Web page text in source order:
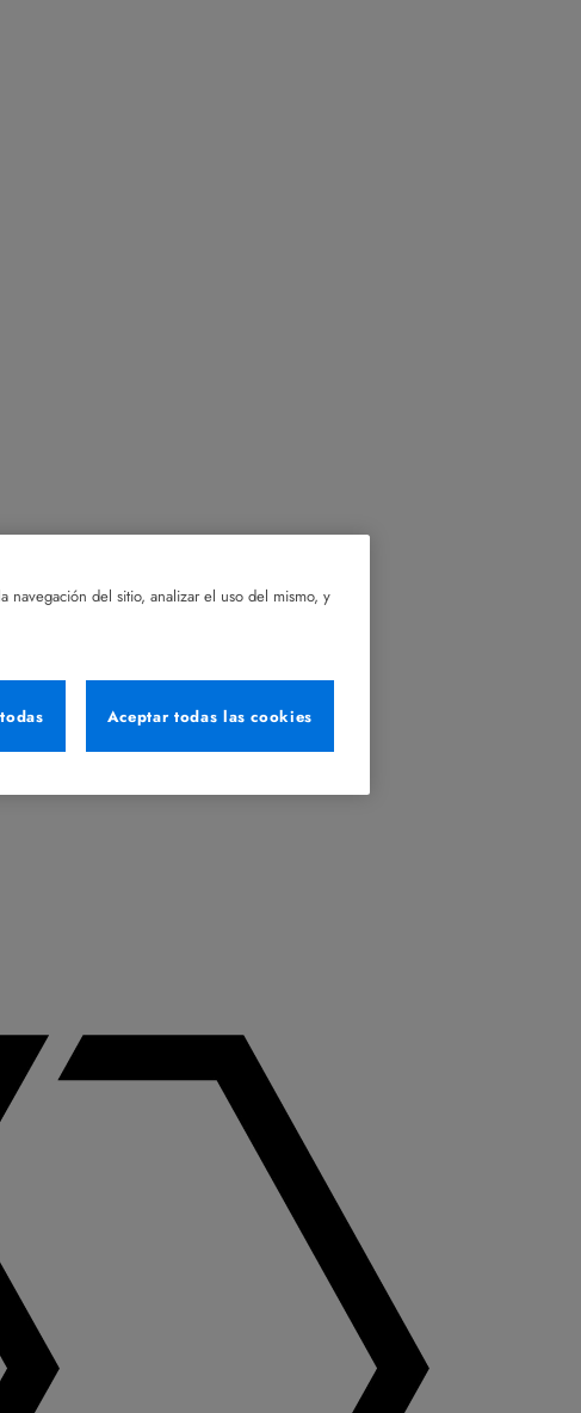
navegación del sitio, analizar el uso del mismo, y
Aceptar todas las cookies